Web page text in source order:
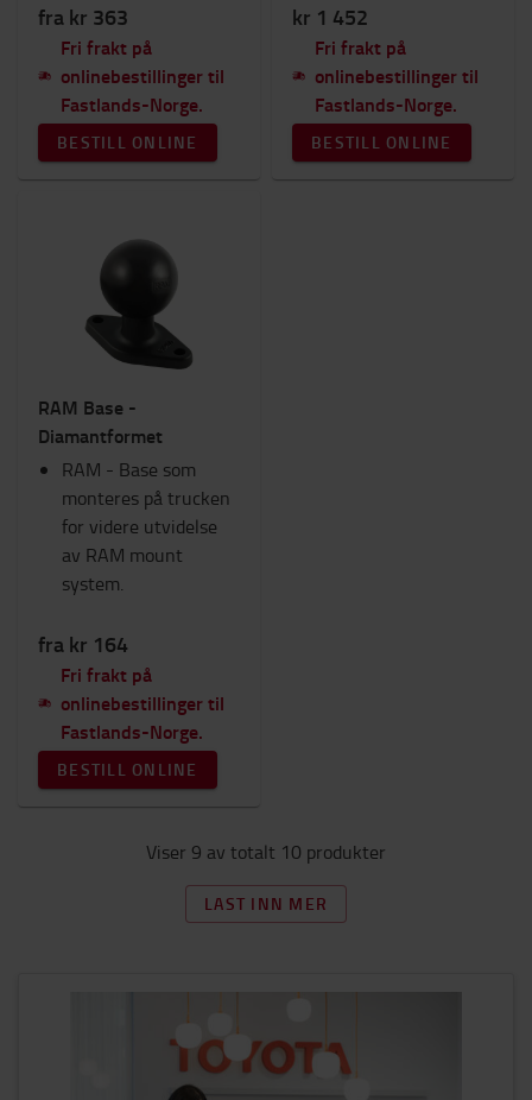
fra kr 363
Fri frakt på
onlinebestillinger til
Fastlands-Norge.
BESTILL ONLINE
kr 1 452
Fri frakt på
onlinebestillinger til
Fastlands-Norge.
BESTILL ONLINE
RAM Base -
Diamantformet
RAM - Base som
monteres på trucken
for videre utvidelse
av RAM mount
system.
fra kr 164
Fri frakt på
onlinebestillinger til
Fastlands-Norge.
BESTILL ONLINE
Viser 9 av totalt 10 produkter
LAST INN MER